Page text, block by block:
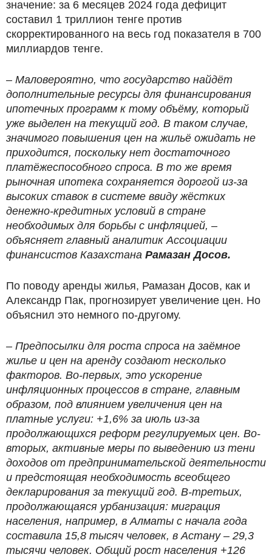
значение: за 6 месяцев 2024 года дефицит
составил 1 триллион тенге против
скорректированного на весь год показателя в 700
миллиардов тенге.
– Маловероятно, что государство найдёт
дополнительные ресурсы для финансирования
ипотечных программ к тому объёму, который
уже выделен на текущий год. В таком случае,
значимого повышения цен на жильё ожидать не
приходится, поскольку нет достаточного
платёжеспособного спроса. В то же время
рыночная ипотека сохраняется дорогой из-за
высоких ставок в системе ввиду жёстких
денежно-кредитных условий в стране
необходимых для борьбы с инфляцией, ­–
объясняет главный аналитик Ассоциации
финансистов Казахстана Рамазан Досов.
По поводу аренды жилья, Рамазан Досов, как и
Александр Пак, прогнозирует увеличение цен. Но
объяснил это немного по-другому.
– Предпосылки для роста спроса на заёмное
жилье и цен на аренду создают несколько
факторов. Во-первых, это ускорение
инфляционных процессов в стране, главным
образом, под влиянием увеличения цен на
платные услуги: +1,6% за июль из-за
продолжающихся реформ регулируемых цен. Во-
вторых, активные меры по выведению из тени
доходов от предпринимательской деятельности
и предстоящая необходимость всеобщего
декларирования за текущий год. В-третьих,
продолжающаяся урбанизация: миграция
населения, например, в Алматы с начала года
составила 15,8 тысяч человек, в Астану – 29,3
тысячи человек. Общий рост населения +126